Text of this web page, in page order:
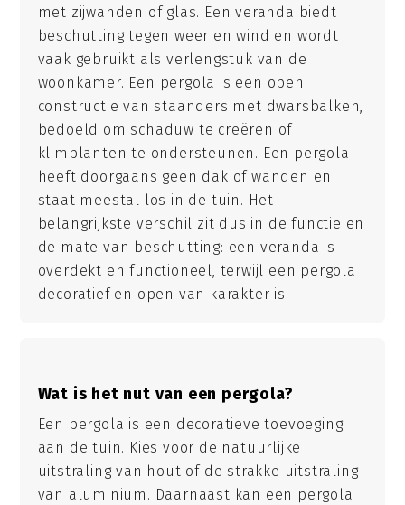
met zijwanden of glas. Een veranda biedt
beschutting tegen weer en wind en wordt
vaak gebruikt als verlengstuk van de
woonkamer. Een pergola is een open
constructie van staanders met dwarsbalken,
bedoeld om schaduw te creëren of
klimplanten te ondersteunen. Een pergola
heeft doorgaans geen dak of wanden en
staat meestal los in de tuin. Het
belangrijkste verschil zit dus in de functie en
de mate van beschutting: een veranda is
overdekt en functioneel, terwijl een pergola
decoratief en open van karakter is.
Wat is het nut van een pergola?
Een pergola is een decoratieve toevoeging
aan de tuin. Kies voor de natuurlijke
uitstraling van hout of de strakke uitstraling
van aluminium. Daarnaast kan een pergola